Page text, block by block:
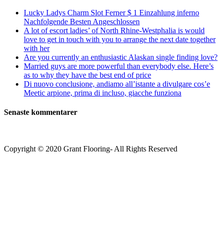
Lucky Ladys Charm Slot Ferner $ 1 Einzahlung inferno
Nachfolgende Besten Angeschlossen
A lot of escort ladies’ of North Rhine-Westphalia is would
love to get in touch with you to arrange the next date together
with her
Are you currently an enthusiastic Alaskan single finding love?
Married guys are more powerful than everybody else. Here’s
as to why they have the best end of price
Di nuovo conclusione, andiamo all’istante a divulgare cos’e
Meetic arpione, prima di incluso, giacche funziona
Senaste kommentarer
Copyright © 2020 Grant Flooring- All Rights Reserved